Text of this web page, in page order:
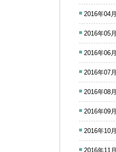
2016年04月
2016年05月
2016年06月
2016年07月
2016年08月
2016年09月
2016年10月
2016年11月